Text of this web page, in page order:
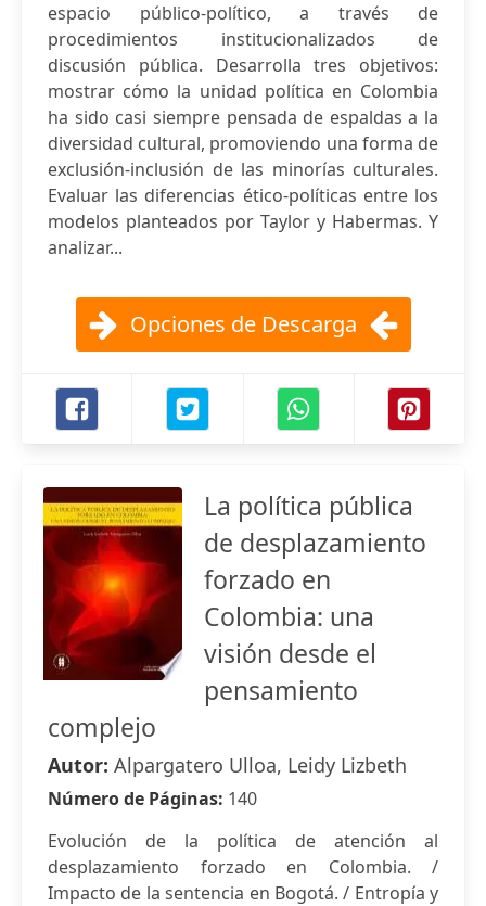
espacio público-político, a través de
procedimientos institucionalizados de
discusión pública. Desarrolla tres objetivos:
mostrar cómo la unidad política en Colombia
ha sido casi siempre pensada de espaldas a la
diversidad cultural, promoviendo una forma de
exclusión-inclusión de las minorías culturales.
Evaluar las diferencias ético-políticas entre los
modelos planteados por Taylor y Habermas. Y
analizar...
Opciones de Descarga
La política pública
de desplazamiento
forzado en
Colombia: una
visión desde el
pensamiento
complejo
Autor: Alpargatero Ulloa, Leidy Lizbeth
Número de Páginas: 140
Evolución de la política de atención al
desplazamiento forzado en Colombia. /
Impacto de la sentencia en Bogotá. / Entropía y